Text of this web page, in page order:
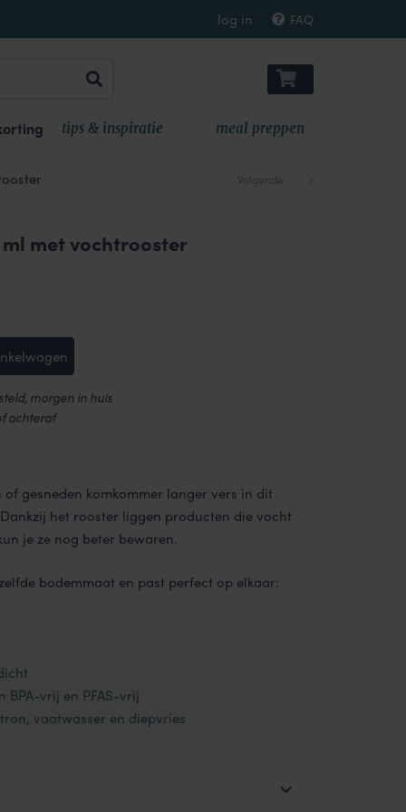
log in FAQ
tips & inspiratie meal preppen
Volgende
met vochtrooster
morgen in huis
achteraf
gesneden komkommer langer vers in dit
het rooster liggen producten die vocht
je ze nog beter bewaren.
bodemmaat en past perfect op elkaar:
BPA-vrij en PFAS-vrij
vaatwasser en diepvries